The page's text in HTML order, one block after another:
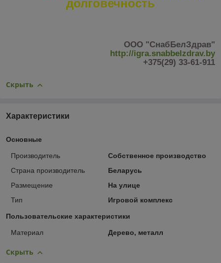
долговечность
ООО "СнабБелЗдрав"
http://igra.snabbelzdrav.by
+375(29) 33-61-911
Скрыть
Характеристики
Основные
Производитель
Собственное производство
Страна производитель
Беларусь
Размещение
На улице
Тип
Игровой комплекс
Пользовательские характеристики
Материал Дерево, металл
Скрыть